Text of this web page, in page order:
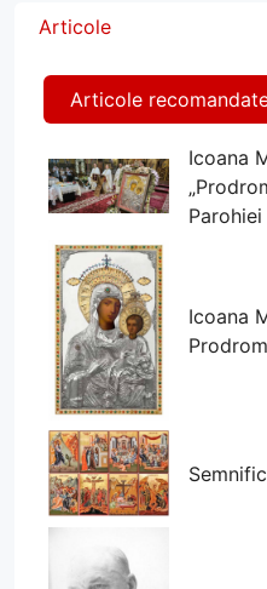
Articole
Articole
Icoana
Icoana